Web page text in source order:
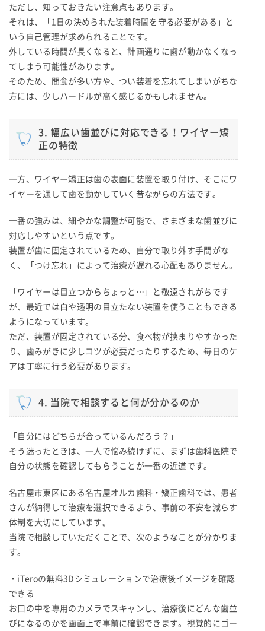
ただし、知っておきたい注意点もあります。
それは、「1日の決められた装着時間を守る必要がある」と
いう自己管理が求められることです。
外している時間が長くなると、計画通りに歯が動かなくなっ
てしまう可能性があります。
そのため、間食が多い方や、つい装着を忘れてしまいがちな
方には、少しハードルが高く感じるかもしれません。
3. 幅広い歯並びに対応できる！ワイヤー矯
正の特徴
一方、ワイヤー矯正は歯の表面に装置を取り付け、そこにワ
イヤーを通して歯を動かしていく昔ながらの方法です。
一番の強みは、細やかな調整が可能で、さまざまな歯並びに
対応しやすいという点です。
装置が歯に固定されているため、自分で取り外す手間がな
く、「つけ忘れ」によって治療が遅れる心配もありません。
「ワイヤーは目立つからちょっと…」と敬遠されがちです
が、最近では白や透明の目立たない装置を使うこともできる
ようになっています。
ただ、装置が固定されている分、食べ物が挟まりやすかった
り、歯みがきに少しコツが必要だったりするため、毎日のケ
アは丁寧に行う必要があります。
4. 当院で相談すると何が分かるのか
「自分にはどちらが合っているんだろう？」
そう迷ったときは、一人で悩み続けずに、まずは歯科医院で
自分の状態を確認してもらうことが一番の近道です。
名古屋市東区にある名古屋オルカ歯科・矯正歯科では、患者
さんが納得して治療を選択できるよう、事前の不安を減らす
体制を大切にしています。
当院で相談していただくことで、次のようなことが分かりま
す。
・iTeroの無料3Dシミュレーションで治療後イメージを確認
できる
お口の中を専用のカメラでスキャンし、治療後にどんな歯並
びになるのかを画面上で事前に確認できます。視覚的にゴー